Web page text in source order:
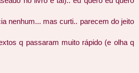
nenhum... mas curti.. parecem do jeito
q passaram muito rápido (e olha q